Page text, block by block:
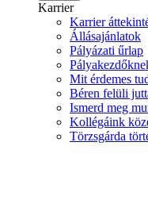
Karrier
Karrier
Állásajánlatok
Pályázati űrlap
Mit érdemes
Béren felüli
Ismerd meg
Kollégáink
Törzsgárda